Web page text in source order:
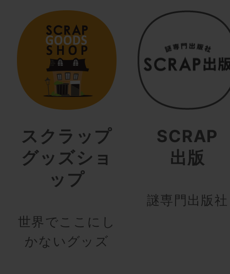
スクラップ
グッズショ
ップ
世界でここにし
かないグッズ
SCRAP
出版
謎専門出版社